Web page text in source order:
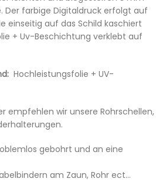
farbige Digitaldruck erfolgt auf
einseitig auf das Schild kaschiert
+ Uv-Beschichtung verklebt auf
Hochleistungsfolie + UV-
empfehlen wir unsere Rohrschellen,
gebohrt und an eine
am Zaun, Rohr ect…